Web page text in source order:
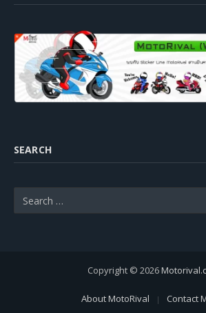
SEARCH
Copyright © 2026
About MotoRival Contact